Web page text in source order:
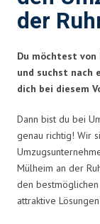
der
Du möchtest von
und suchst nach
dich bei diesem
Dann bist du bei
genau richtig! Wir
Mülheim an der
den bestmöglichen
attraktive